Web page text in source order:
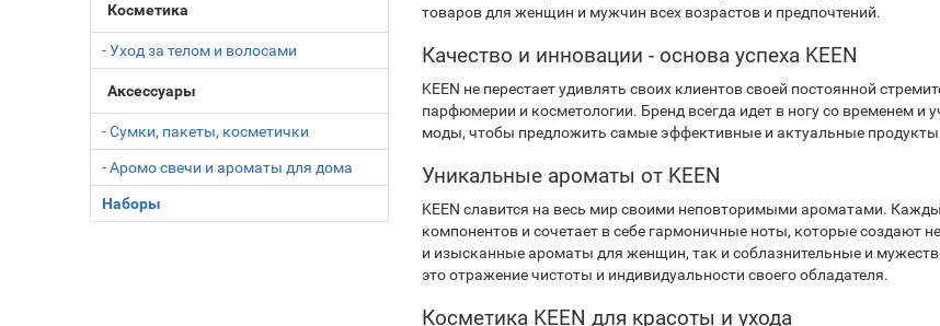
Косметика
- Уход за телом и волосами
Аксессуары
- Сумки, пакеты, косметички
- Аромо свечи и ароматы для дома
Наборы
товаров для женщин и мужчин всех возрастов и предпочтений.
Качество и инновации - основа успеха KEEN
KEEN не перестает удивлять своих клиентов своей постоянной
парфюмерии и косметологии. Бренд всегда идет в ногу со временем
моды, чтобы предложить самые эффективные и актуальные
Уникальные ароматы от KEEN
KEEN славится на весь мир своими неповторимыми ароматами.
компонентов и сочетает в себе гармоничные ноты, которые создают
и изысканные ароматы для женщин, так и соблазнительные и
это отражение чистоты и индивидуальности своего обладателя.
Косметика KEEN для красоты и ухода